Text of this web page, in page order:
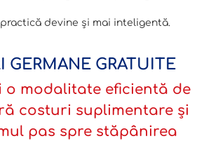
practică devine și mai inteligentă.
GERMANE GRATUITE
o modalitate eficientă de
costuri suplimentare și
pas spre stăpânirea